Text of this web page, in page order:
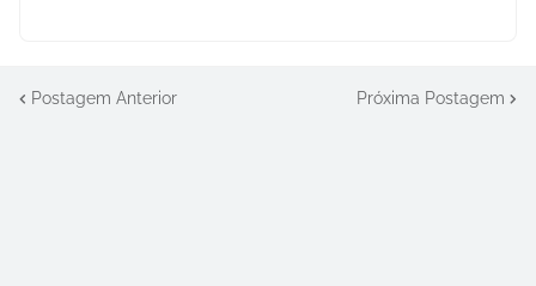
Postagem Anterior Próxima Postagem